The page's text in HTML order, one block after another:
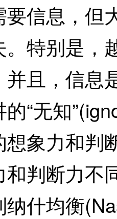
息，但
特别是，
并且，信息
“无知
想象力和判
和判断力不
纳什均衡